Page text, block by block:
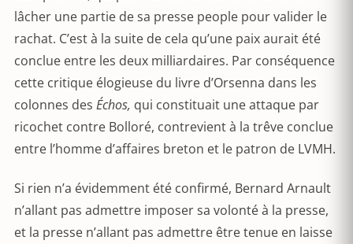
lâcher une partie de sa presse people pour valider le
rachat. C’est à la suite de cela qu’une paix aurait été
conclue entre les deux milliardaires. Par conséquence
cette critique élogieuse du livre d’Orsenna dans les
colonnes des Échos, qui constituait une attaque par
ricochet contre Bolloré, contrevient à la trêve conclue
entre l’homme d’affaires breton et le patron de LVMH.
Si rien n’a évidemment été confirmé, Bernard Arnault
n’allant pas admettre imposer sa volonté à la presse,
et la presse n’allant pas admettre être tenue en laisse